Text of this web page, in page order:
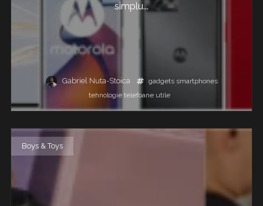
simplu...
Gabriel Nuta-Stoica gadgets smartphones
tehnologie telefoane utile
Boys & Toys